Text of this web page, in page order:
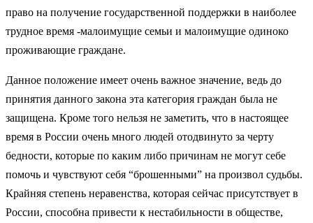
право на получение государственной поддержки в наиболее
трудное время -малоимущие семьи и малоимущие одиноко
проживающие граждане.
Данное положение имеет очень важное значение, ведь до
принятия данного закона эта категория граждан была не
защищена. Кроме того нельзя не заметить, что в настоящее
время в России очень много людей отодвинуто за черту
бедности, которые по каким либо причинам не могут себе
помочь и чувствуют себя “брошенными” на произвол судьбы.
Крайняя степень неравенства, которая сейчас присутствует в
России, способна привести к нестабильности в обществе,